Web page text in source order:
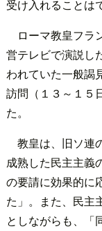
受け入れることは
ローマ教皇フラ
営テレビで演説し
われていた一般謁
訪問（１３～１５
た。
教皇は、旧ソ連
成熟した民主主義
の要請に効果的に
た」。また、民主
としながらも、「